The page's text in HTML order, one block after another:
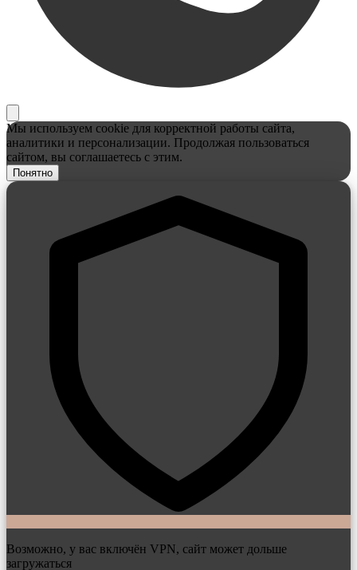
Мы используем cookie для корректной работы сайта,
аналитики и персонализации. Продолжая пользоваться
сайтом, вы соглашаетесь с этим.
Понятно
Возможно, у вас включён VPN, сайт может дольше
загружаться